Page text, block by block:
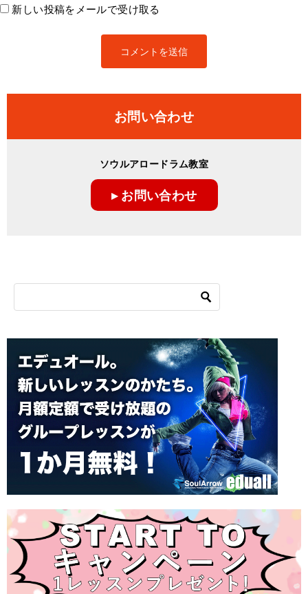
新しい投稿をメールで受け取る
お問い合わせ
ソウルアロードラム教室
▸ お問い合わせ